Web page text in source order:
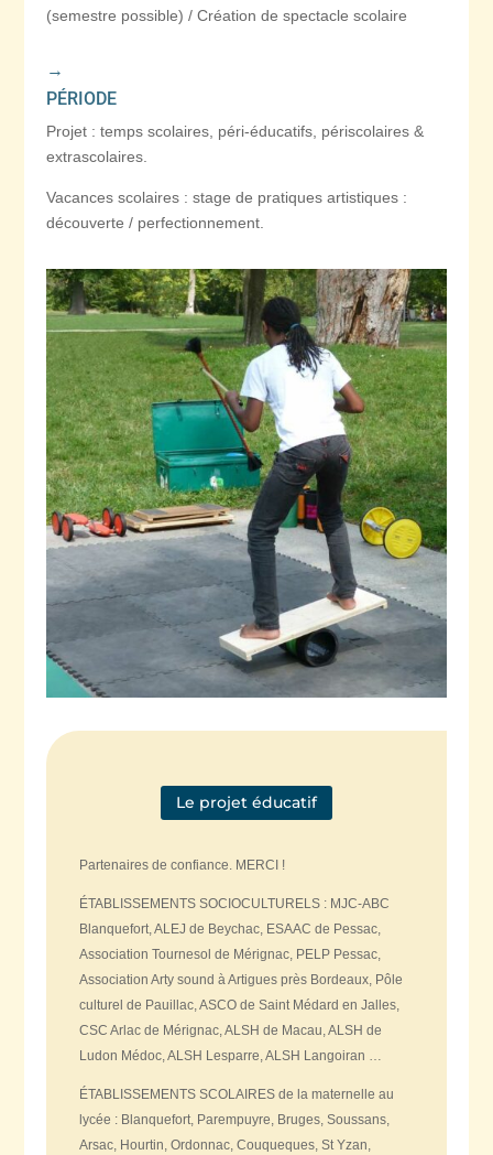
(semestre possible) / Création de spectacle scolaire
→
PÉRIODE
Projet : temps scolaires, péri-éducatifs, périscolaires &
extrascolaires.
Vacances scolaires : stage de pratiques artistiques :
découverte / perfectionnement.
Le projet éducatif
Partenaires de confiance. MERCI !
ÉTABLISSEMENTS SOCIOCULTURELS : MJC-ABC
Blanquefort, ALEJ de Beychac, ESAAC de Pessac,
Association Tournesol de Mérignac, PELP Pessac,
Association Arty sound à Artigues près Bordeaux, Pôle
culturel de Pauillac, ASCO de Saint Médard en Jalles,
CSC Arlac de Mérignac, ALSH de Macau, ALSH de
Ludon Médoc, ALSH Lesparre, ALSH Langoiran …
ÉTABLISSEMENTS SCOLAIRES de la maternelle au
lycée : Blanquefort, Parempuyre, Bruges, Soussans,
Arsac, Hourtin, Ordonnac, Couqueques, St Yzan,